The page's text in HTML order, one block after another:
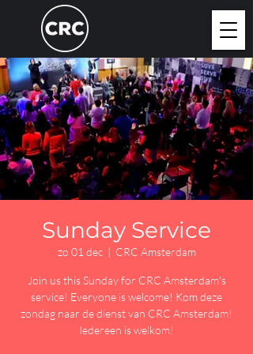
Sunday Service
zo 01 dec
  |
CRC Amsterdam
Join us this Sunday for CRC Amsterdam's
service! Everyone is welcome! Kom deze
zondag naar de dienst van CRC Amsterdam!
Iedereen is welkom!